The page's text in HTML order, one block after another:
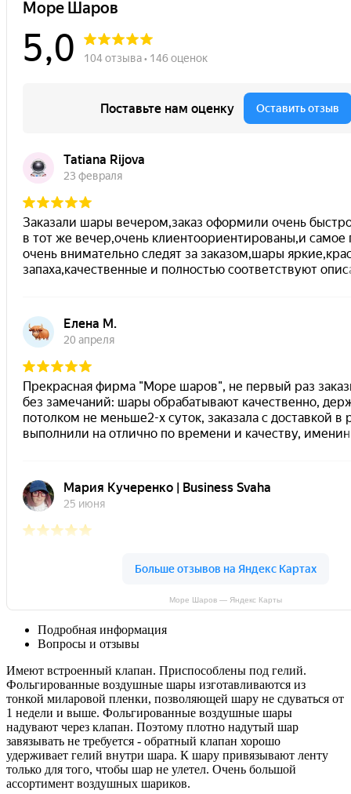
Море Шаров — Яндекс Карты
Подробная информация
Вопросы и отзывы
Имеют встроенный клапан. Приспособлены под гелий.
Фольгированные воздушные шары изготавливаются из
тонкой миларовой пленки, позволяющей шару не сдуваться от
1 недели и выше. Фольгированные воздушные шары
надувают через клапан. Поэтому плотно надутый шар
завязывать не требуется - обратный клапан хорошо
удерживает гелий внутри шара. К шару привязывают ленту
только для того, чтобы шар не улетел. Очень большой
ассортимент воздушных шариков.